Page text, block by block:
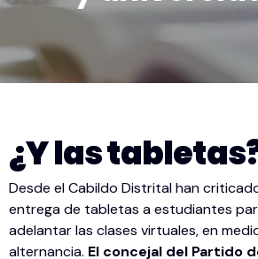
¿Y las
Desde el Cabildo Distrital han
entrega de tabletas a estudiantes
adelantar las clases virtuales, en
alternancia. El concejal del Partido